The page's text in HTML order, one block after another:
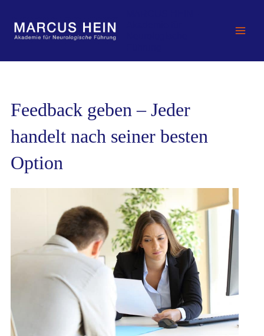
springen
Feedback geben – Jeder
handelt nach seiner besten
Option